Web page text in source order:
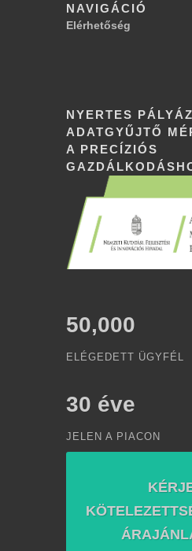
NAVIGÁCIÓ
Elérhetőség
NYERTES
ADATGYŰJTŐ
A PRECÍZIÓS
50,000
ELÉGEDETT ÜGYFÉL
30 éve
JELEN A PIACON